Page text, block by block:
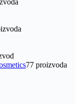
77 proizvoda